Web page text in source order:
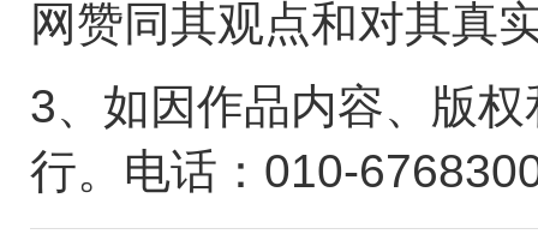
网赞同其观点和对其真
3、如因作品内容、版
行。电话：010-